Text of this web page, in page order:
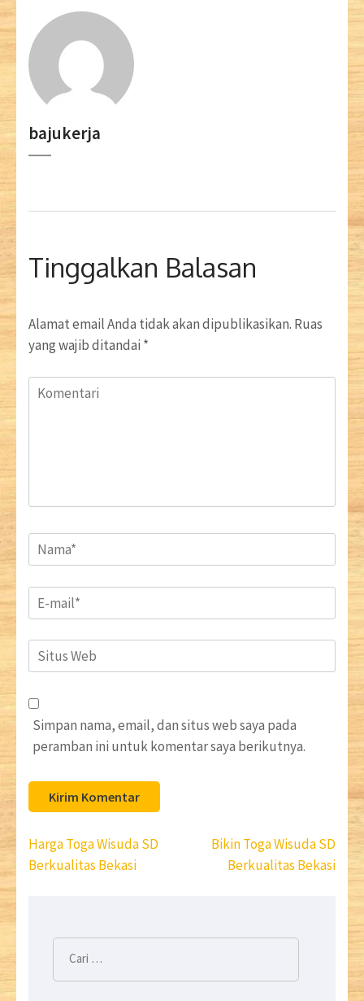
bajukerja
Tinggalkan Balasan
Alamat email Anda tidak akan dipublikasikan. Ruas
yang wajib ditandai *
Komentari
Name*
Email*
Situs
Web
Simpan nama, email, dan situs web saya pada
peramban ini untuk komentar saya berikutnya.
Navigasi
pos
Harga Toga Wisuda SD
Berkualitas Bekasi
Bikin Toga Wisuda SD
Berkualitas Bekasi
Cari
untuk: